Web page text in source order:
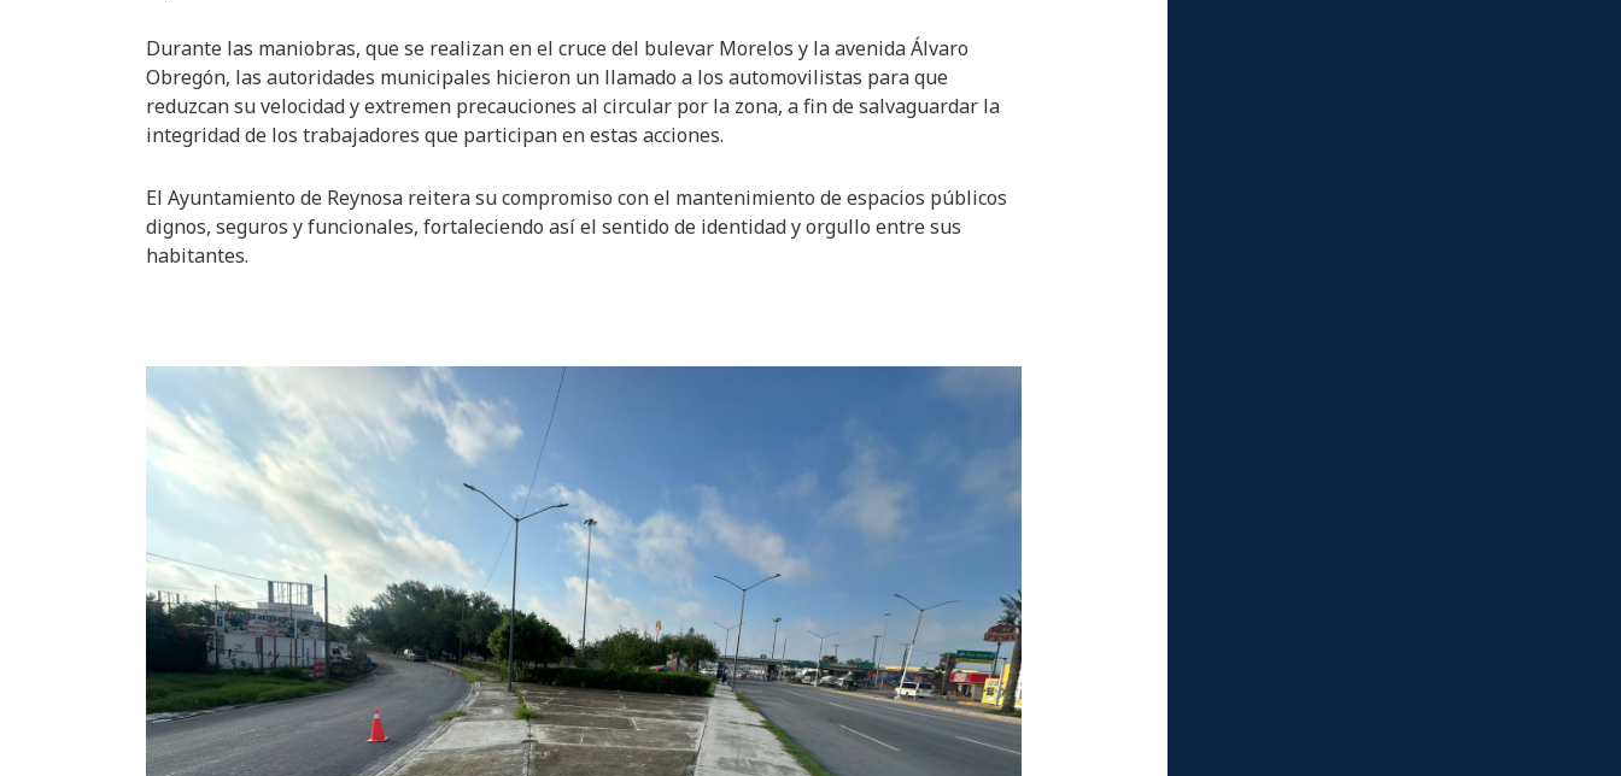
Durante las maniobras, que se realizan en el cruce del bulevar Morelos y la avenida Álvaro
Obregón, las autoridades municipales hicieron un llamado a los automovilistas para que
reduzcan su velocidad y extremen precauciones al circular por la zona, a fin de salvaguardar la
integridad de los trabajadores que participan en estas acciones.
El Ayuntamiento de Reynosa reitera su compromiso con el mantenimiento de espacios públicos
dignos, seguros y funcionales, fortaleciendo así el sentido de identidad y orgullo entre sus
habitantes.